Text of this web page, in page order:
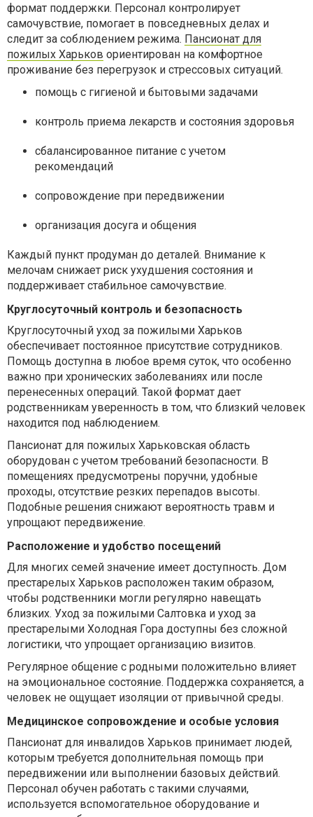
формат поддержки. Персонал контролирует
самочувствие, помогает в повседневных делах и
следит за соблюдением режима. Пансионат для
пожилых Харьков ориентирован на комфортное
проживание без перегрузок и стрессовых ситуаций.
помощь с гигиеной и бытовыми задачами
контроль приема лекарств и состояния здоровья
сбалансированное питание с учетом
рекомендаций
сопровождение при передвижении
организация досуга и общения
Каждый пункт продуман до деталей. Внимание к
мелочам снижает риск ухудшения состояния и
поддерживает стабильное самочувствие.
Круглосуточный контроль и безопасность
Круглосуточный уход за пожилыми Харьков
обеспечивает постоянное присутствие сотрудников.
Помощь доступна в любое время суток, что особенно
важно при хронических заболеваниях или после
перенесенных операций. Такой формат дает
родственникам уверенность в том, что близкий человек
находится под наблюдением.
Пансионат для пожилых Харьковская область
оборудован с учетом требований безопасности. В
помещениях предусмотрены поручни, удобные
проходы, отсутствие резких перепадов высоты.
Подобные решения снижают вероятность травм и
упрощают передвижение.
Расположение и удобство посещений
Для многих семей значение имеет доступность. Дом
престарелых Харьков расположен таким образом,
чтобы родственники могли регулярно навещать
близких. Уход за пожилыми Салтовка и уход за
престарелыми Холодная Гора доступны без сложной
логистики, что упрощает организацию визитов.
Регулярное общение с родными положительно влияет
на эмоциональное состояние. Поддержка сохраняется, а
человек не ощущает изоляции от привычной среды.
Медицинское сопровождение и особые условия
Пансионат для инвалидов Харьков принимает людей,
которым требуется дополнительная помощь при
передвижении или выполнении базовых действий.
Персонал обучен работать с такими случаями,
используется вспомогательное оборудование и